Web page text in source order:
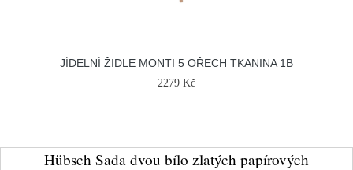
JÍDELNÍ ŽIDLE MONTI 5 OŘECH TKANINA 1B
2279 Kč
Hübsch Sada dvou bílo zlatých papírových